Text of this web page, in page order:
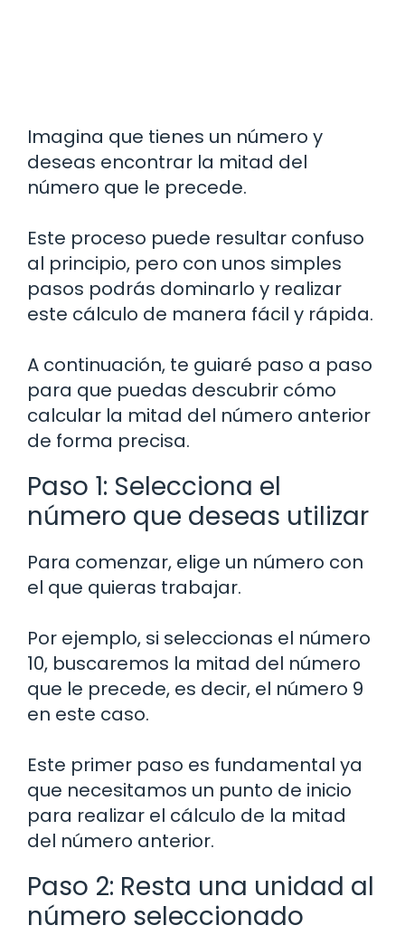
Imagina que tienes un número y
deseas encontrar la mitad del
número que le precede.
Este proceso puede resultar confuso
al principio, pero con unos simples
pasos podrás dominarlo y realizar
este cálculo de manera fácil y rápida.
A continuación, te guiaré paso a paso
para que puedas descubrir cómo
calcular la mitad del número anterior
de forma precisa.
Paso 1: Selecciona el
número que deseas utilizar
Para comenzar, elige un número con
el que quieras trabajar.
Por ejemplo, si seleccionas el número
10, buscaremos la mitad del número
que le precede, es decir, el número 9
en este caso.
Este primer paso es fundamental ya
que necesitamos un punto de inicio
para realizar el cálculo de la mitad
del número anterior.
Paso 2: Resta una unidad al
número seleccionado